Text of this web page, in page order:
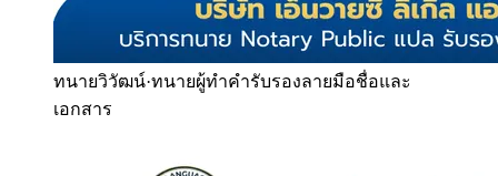
ทนายวิวัฒน์·ทนายผู้ทำคำรับรองลายมือชื่อและ
เอกสาร